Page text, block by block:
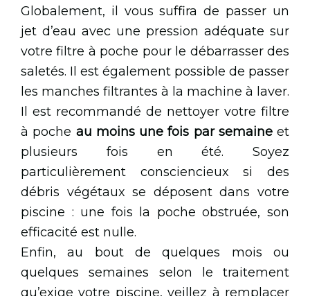
Globalement, il vous suffira de passer un
jet d’eau avec une pression adéquate sur
votre filtre à poche pour le débarrasser des
saletés. Il est également possible de passer
les manches filtrantes à la machine à laver.
Il est recommandé de nettoyer votre filtre
à poche au moins une fois par semaineet
plusieurs fois en été. Soyez
particulièrement consciencieux si des
débris végétaux se déposent dans votre
piscine : une fois la poche obstruée, son
efficacité est nulle.
Enfin, au bout de quelques mois ou
quelques semaines selon le traitement
qu’exige votre piscine, veillez à remplacer